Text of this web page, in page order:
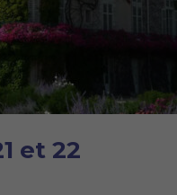
et 22